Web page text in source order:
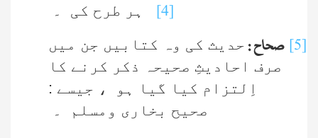
[4] ہر طرح کی ۔
[5] صحاح : حدیث کی وہ کتابیں جن میں
صرف احادیثِ صحیحہ ذکر کرنے کا
اِلتزام کیا گیا ہو ، جیسے :
صحیح بخاری ومسلم ۔